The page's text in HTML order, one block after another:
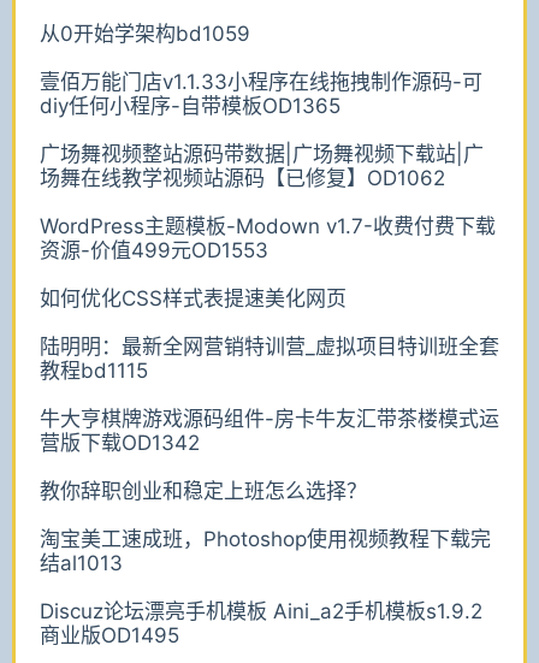
从0开始学架构bd1059
壹佰万能门店v1.1.33小程序在线拖拽制作源码-可
diy任何小程序-自带模板OD1365
广场舞视频整站源码带数据|广场舞视频下载站|广
场舞在线教学视频站源码【已修复】OD1062
WordPress主题模板-Modown v1.7-收费付费下载
资源-价值499元OD1553
如何优化CSS样式表提速美化网页
陆明明：最新全网营销特训营_虚拟项目特训班全套
教程bd1115
牛大亨棋牌游戏源码组件-房卡牛友汇带茶楼模式运
营版下载OD1342
教你辞职创业和稳定上班怎么选择？
淘宝美工速成班，Photoshop使用视频教程下载完
结al1013
Discuz论坛漂亮手机模板 Aini_a2手机模板s1.9.2
商业版OD1495